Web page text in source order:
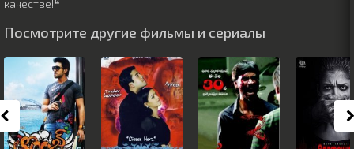
качестве!❝
Посмотрите другие фильмы и сериалы